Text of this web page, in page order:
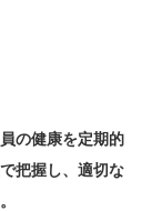
の健康を定期的
把握し、適切な